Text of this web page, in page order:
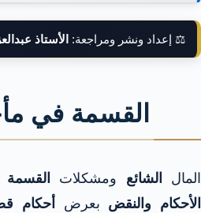
⚖️ إعداد ونشر ومراجعة: الأستاذ
القسمة في
المال الشائع ومشكلات
الأحكام والنقض بعرض أحكام